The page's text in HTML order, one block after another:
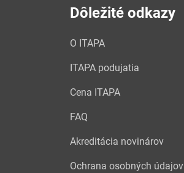
Dôležité odkazy
O ITAPA
ITAPA podujatia
Cena ITAPA
FAQ
Akreditácia novinárov
Ochrana osobných údajov